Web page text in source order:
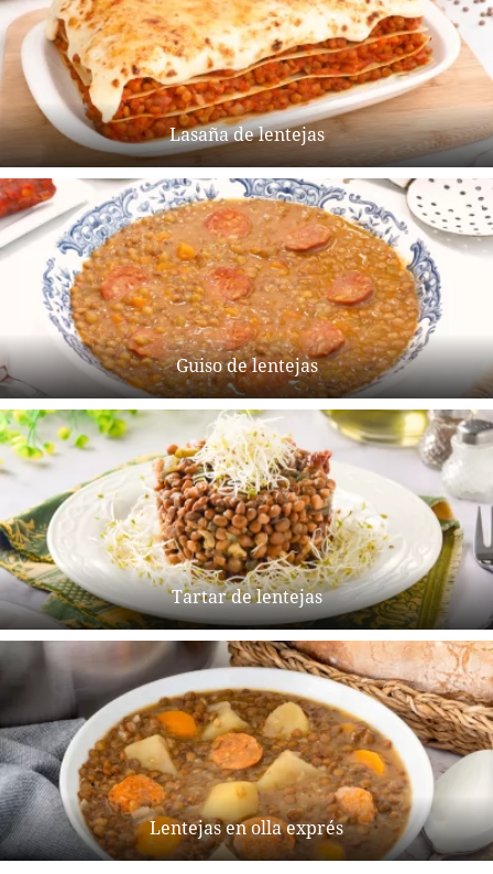
Lasaña de lentejas
Guiso de lentejas
Tartar de lentejas
Lentejas en olla exprés